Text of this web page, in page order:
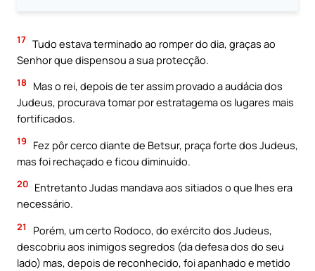
17 Tudo estava terminado ao romper do dia, graças ao
Senhor que dispensou a sua protecção.
18
Mas o rei, depois de ter assim provado a audácia dos
Judeus, procurava tomar por estratagema os lugares mais
fortificados.
19
Fez pôr cerco diante de Betsur, praça forte dos Judeus,
mas foi rechaçado e ficou diminuído.
20 Entretanto Judas mandava aos sitiados o que lhes era
necessário.
21
Porém, um certo Rodoco, do exército dos Judeus,
descobriu aos inimigos segredos (da defesa dos do seu
lado) mas, depois de reconhecido, foi apanhado e metido